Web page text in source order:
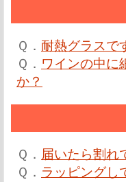
Ｑ． 耐熱グラスで
Ｑ． ワインの中に
か？
Ｑ． 届いたら割れ
Ｑ． ラッピングし